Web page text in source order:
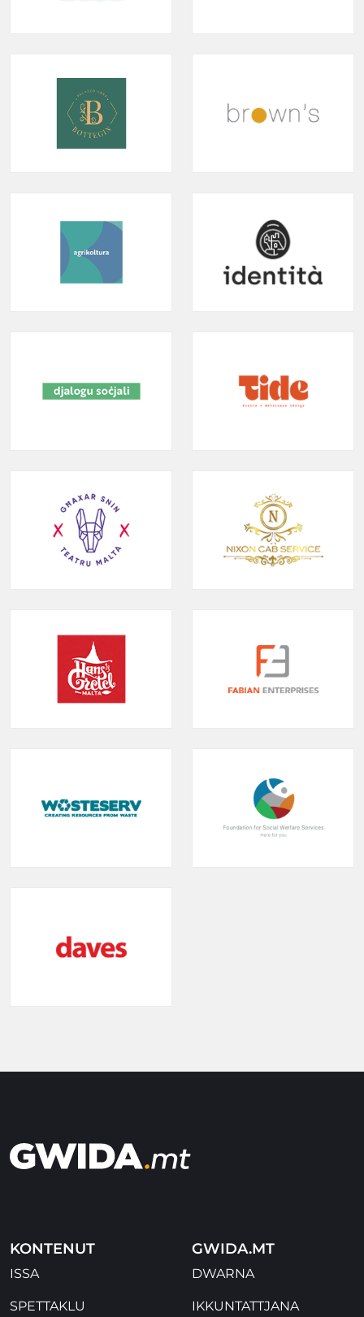
KONTENUT
ISSA
SPETTAKLU
GWIDA.MT
DWARNA
IKKUNTATTJANA